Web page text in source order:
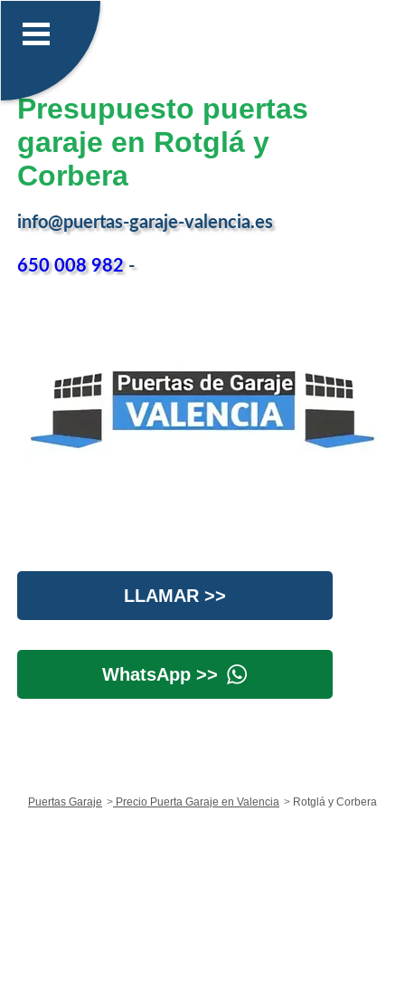
Presupuesto puertas
garaje en Rotglá y
Corbera
info@puertas-garaje-valencia.es
650 008 982-
LLAMAR >>
WhatsApp >>
Puertas Garaje Precio Puerta Garaje en Valencia Rotglá y Corbera